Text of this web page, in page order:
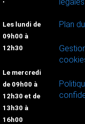
Les lundi de
09h00 à
12h30
Le mercredi
de 09h00 à
12h30 et de
13h30 à
16h00
Plan